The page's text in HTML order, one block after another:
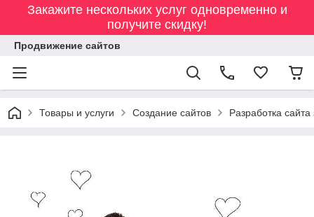
Закажите нескольких услуг одновременно и
получите скидку!
Продвижение сайтов
Товары и услуги Создание сайтов Разработка